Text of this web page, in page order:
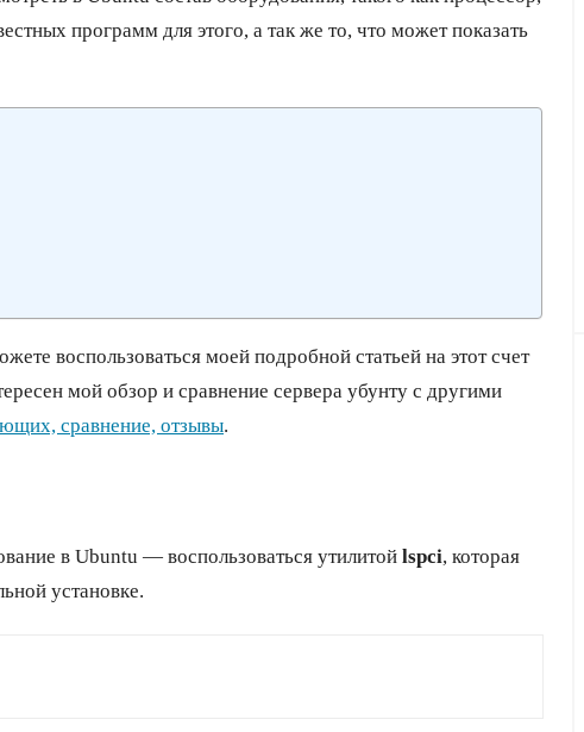
программ для этого, а так же то, что может показать
воспользоваться моей подробной статьей на этот счет
мой обзор и сравнение сервера убунту с другими
сравнение, отзывы.
в Ubuntu — воспользоваться утилитой lspci, которая
установке.